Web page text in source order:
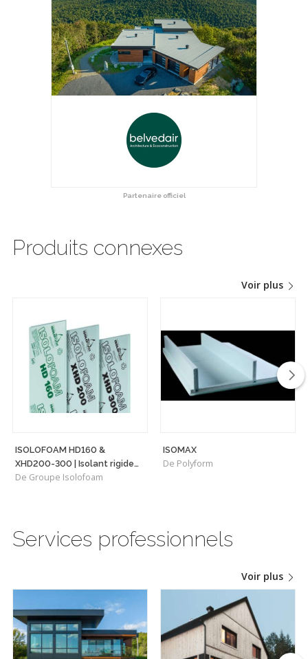
Partenaire officiel
Produits connexes
Voir plus
ISOLOFOAM HD160 &
XHD200-300 | Isolant rigide
haute densité polyvalent
De Groupe Isolofoam
ISOMAX
De Polyform
Services professionnels
Voir plus